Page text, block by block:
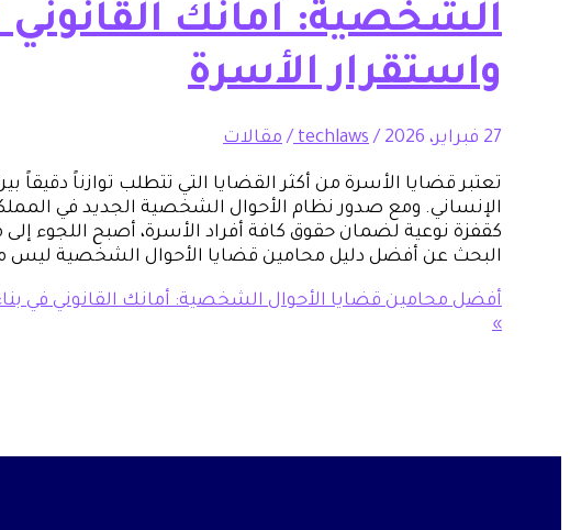
الشخصية: أمانك القانوني
واستقرار الأسرة
27 فبراير، 2026 /
techlaws
/مقالات
تعتبر قضايا الأسرة من أكثر القضايا التي تتطلب توازناً دقيقاً
الإنساني. ومع صدور نظام الأحوال الشخصية الجديد في
كقفزة نوعية لضمان حقوق كافة أفراد الأسرة، أصبح اللجوء
البحث عن أفضل دليل محامين قضايا الأحوال الشخصية
أفضل محامين قضايا الأحوال الشخصية: أمانك القانوني في
»